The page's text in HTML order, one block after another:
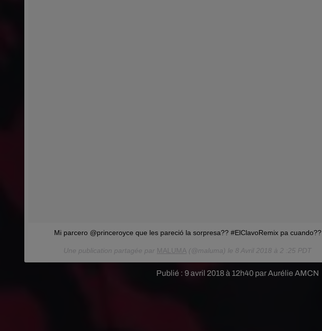
Publié : 9 avril 2018 à 12h40 par Aurélie AMCN
Mi parcero @princeroyce que les pareció la sorpresa?? #ElClavoRemix pa cuando??
Une publication partagée par MALUMA (@maluma) le 8 Avril 2018 à 2 :25 PDT